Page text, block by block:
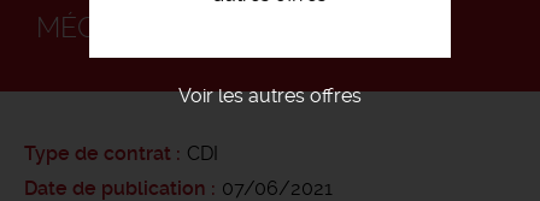
Voir les autres offres
MÉCANICIEN PL F/H
Type de contrat
CDI
Date de publication
07/06/2021